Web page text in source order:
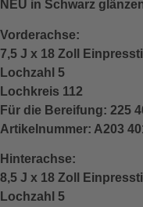
NEU in Schwarz
Vorderachse:
7,5 J x 18 Zoll
Lochzahl 5
Lochkreis 112
Für die Bereifung: 225
Artikelnummer: A203
Hinterachse:
8,5 J x 18 Zoll
Lochzahl 5